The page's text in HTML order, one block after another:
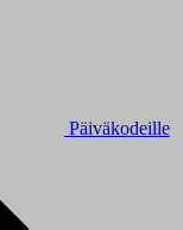
Päiväkodeille